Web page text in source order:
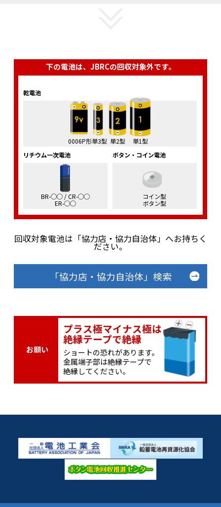
下の電池は、JBRCの回収対象外です。
乾電池
0006P形単3型 単2型
単1型
リチウム一次電池
BR-◯◯ / CR-◯◯
ER-◯◯
ボタン・コイン電池
コイン型
ボタン型
回収対象電池は「協力店・協力自治体」へお持ちく
ださい。
「協力店・協力自治体」検索
お願い
プラス極マイナス極は
絶縁テープで絶縁
ショートの恐れがあります。
金属端子部は絶縁テープで
絶縁してください。